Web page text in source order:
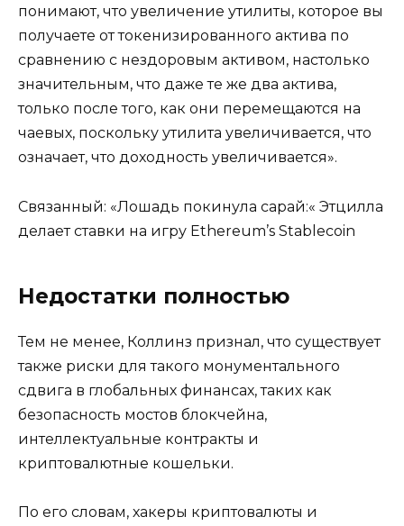
понимают, что увеличение утилиты, которое вы
получаете от токенизированного актива по
сравнению с нездоровым активом, настолько
значительным, что даже те же два актива,
только после того, как они перемещаются на
чаевых, поскольку утилита увеличивается, что
означает, что доходность увеличивается».
Связанный: «Лошадь покинула сарай:« Этцилла
делает ставки на игру Ethereum’s Stablecoin
Недостатки полностью
Тем не менее, Коллинз признал, что существует
также риски для такого монументального
сдвига в глобальных финансах, таких как
безопасность мостов блокчейна,
интеллектуальные контракты и
криптовалютные кошельки.
По его словам, хакеры криптовалюты и